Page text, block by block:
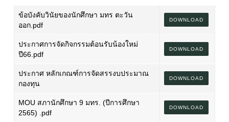
ข้อบังคับวินัยของนักศึกษา มทร ตะวัน
ออก.pdf
DOWNLOAD
ประกาศการจัดกิจกรรมต้อนรับน้องใหม่
ปี66.pdf
DOWNLOAD
ประกาศ หลักเกณฑ์การจัดสรรงบประมาณ
กองทุน
DOWNLOAD
MOU สภานักศึกษา 9 มทร. (ปีการศึกษา
2565) .pdf
DOWNLOAD